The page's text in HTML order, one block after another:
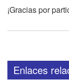
¡Gracias por
Enlaces